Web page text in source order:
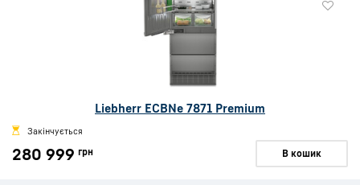
Liebherr ECBNe 7871 Premium
Закінчується
280 999 грн В кошик